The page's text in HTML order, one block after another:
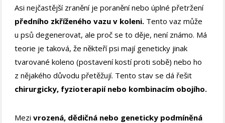
Asi nejčastější zranění je poranění nebo úplné přetržení
předního zkříženého vazu v koleni. Tento vaz může
u psů degenerovat, ale proč se to děje, není známo. Má
teorie je taková, že někteří psi mají geneticky jinak
tvarované koleno (postavení kostí proti sobě) nebo ho
z nějakého důvodu přetěžují. Tento stav se dá řešit
chirurgicky, fyzioterapií nebo kombinacím obojího.
Mezi vrozená, dědičná nebo geneticky podmíněná